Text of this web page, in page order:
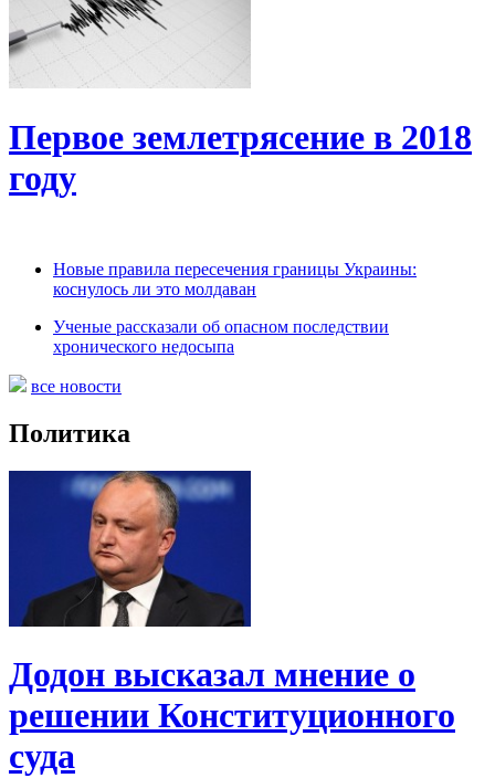
Первое землетрясение в 2018
году
Новые правила пересечения границы Украины:
коснулось ли это молдаван
Ученые рассказали об опасном последствии
хронического недосыпа
все новости
Политика
Додон высказал мнение о
решении Конституционного
суда